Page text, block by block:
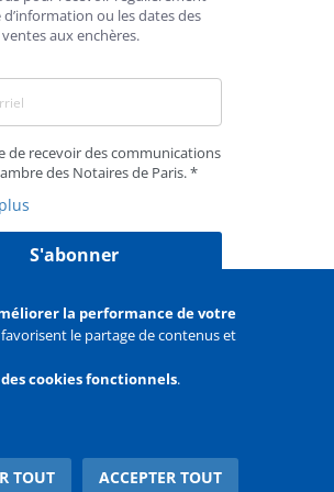
ou les dates des
aux enchères.
de recevoir des communications
des Notaires de Paris.
S'abonner
la performance de votre
le partage de contenus et
cookies fonctionnels.
ACCEPTER TOUT
TOUT